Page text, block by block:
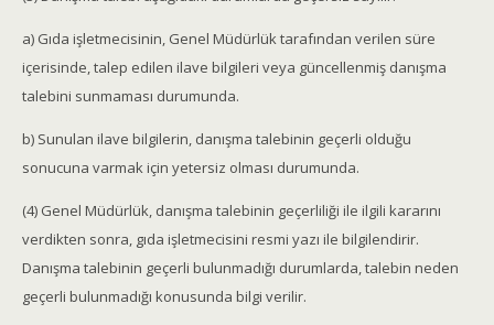
a) Gıda işletmecisinin, Genel Müdürlük tarafından verilen süre
içerisinde, talep edilen ilave bilgileri veya güncellenmiş danışma
talebini sunmaması durumunda.
b) Sunulan ilave bilgilerin, danışma talebinin geçerli olduğu
sonucuna varmak için yetersiz olması durumunda.
(4) Genel Müdürlük, danışma talebinin geçerliliği ile ilgili kararını
verdikten sonra, gıda işletmecisini resmi yazı ile bilgilendirir.
Danışma talebinin geçerli bulunmadığı durumlarda, talebin neden
geçerli bulunmadığı konusunda bilgi verilir.